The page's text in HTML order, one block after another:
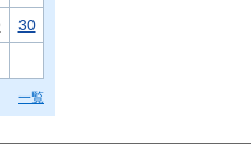
30
一覧